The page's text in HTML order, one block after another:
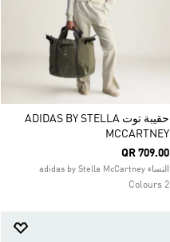
حقيبة توت ADIDAS BY STELLA
MCCARTNEY
QR 709.00
النساء adidas by Stella McCartney
2 Colours